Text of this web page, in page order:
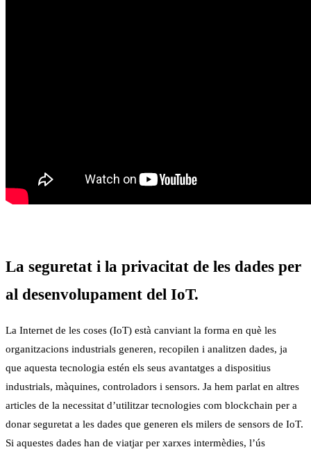
La seguretat i la privacitat de les dades per
al desenvolupament del IoT.
La Internet de les coses (IoT) està canviant la forma en què les
organitzacions industrials generen, recopilen i analitzen dades, ja
que aquesta tecnologia estén els seus avantatges a dispositius
industrials, màquines, controladors i sensors. Ja hem parlat en altres
articles de la necessitat d’utilitzar tecnologies com blockchain per a
donar seguretat a les dades que generen els milers de sensors de IoT.
Si aquestes dades han de viatjar per xarxes intermèdies, l’ús